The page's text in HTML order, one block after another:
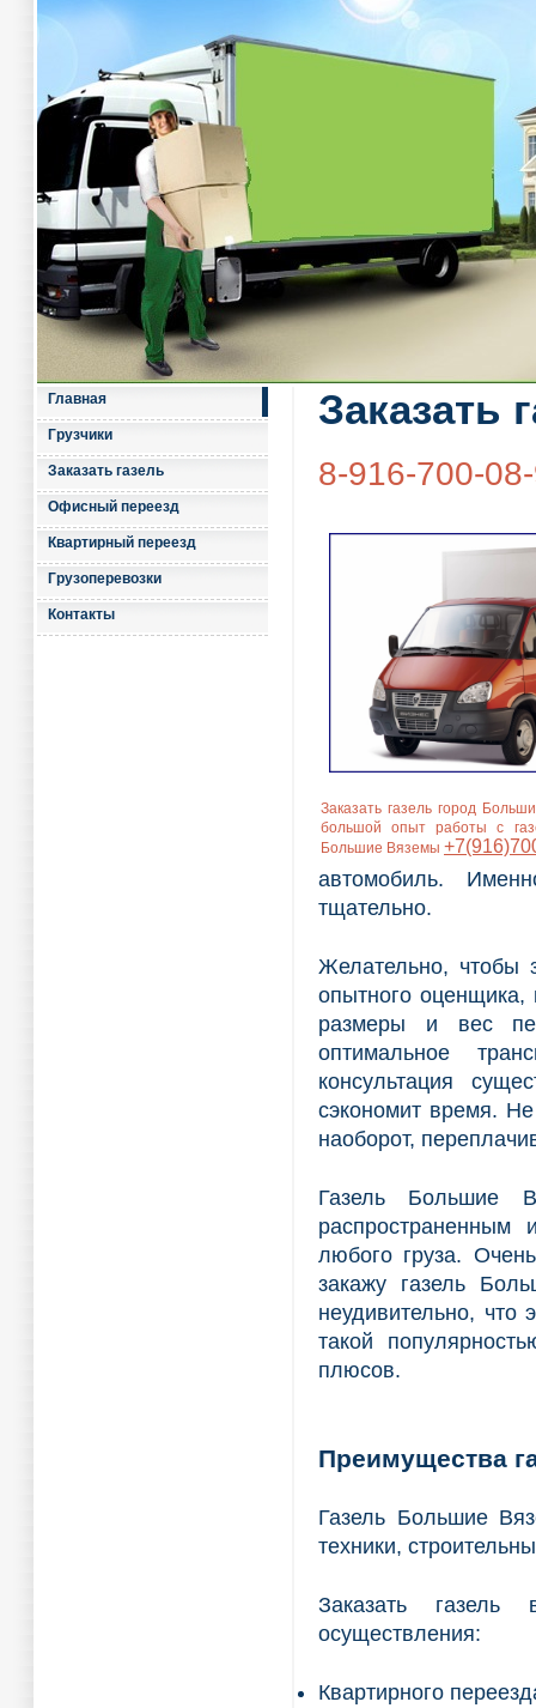
Главная
Грузчики
Заказать газель
Офисный переезд
Квартирный переезд
Грузоперевозки
Контакты
Заказать
8-916-700-
Заказать газель город
большой опыт работы с
Большие Вяземы
автомобиль.
тщательно.
Желательно, чтобы
опытного
размеры и вес
оптимальное
консультация
сэкономит время.
наоборот,
Газель Большие
распространенным
любого груза.
закажу газель
неудивительно, что
такой
плюсов.
Преимущества
Газель Большие
техники,
Заказать
осуществления:
Квартирного